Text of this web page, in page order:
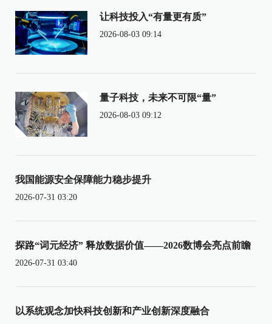
让科技投入“有量更有质”
2026-08-03 09:14
量子科技，未来不可限“量”
2026-08-03 09:12
我国能源安全保障能力稳步提升
2026-07-31 03:20
探路“词元经济” 释放数据价值——2026数博会亮点前瞻
2026-07-31 03:40
以系统观念加快科技创新和产业创新深度融合